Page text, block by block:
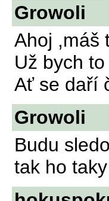
Growoli
Ahoj ,máš
Už bych
Ať se daří
Growoli
Budu
tak ho